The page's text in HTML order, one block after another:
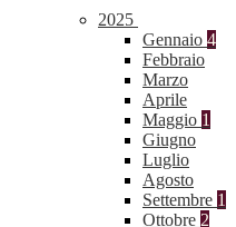
2025
Gennaio 4
Febbraio
Marzo
Aprile
Maggio 1
Giugno
Luglio
Agosto
Settembre 1
Ottobre 2